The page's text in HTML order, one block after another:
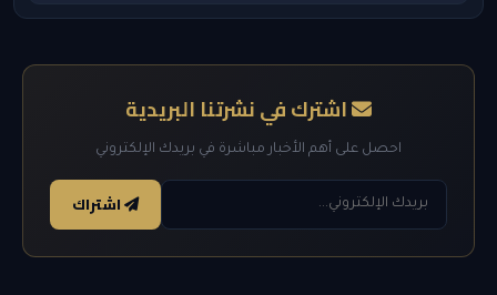
اشترك في نشرتنا البريدية
احصل على أهم الأخبار مباشرة في بريدك الإلكتروني
اشتراك